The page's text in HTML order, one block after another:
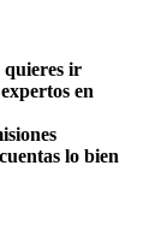
quieres ir
en
lo bien